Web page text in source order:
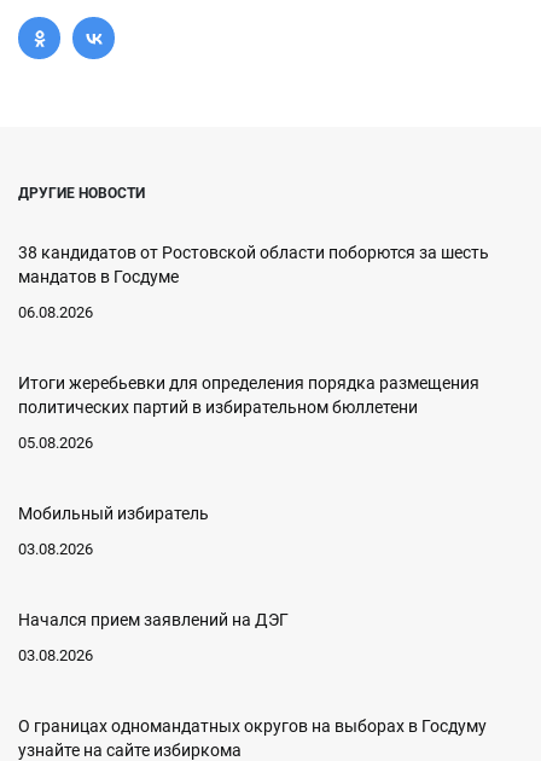
ДРУГИЕ НОВОСТИ
38 кандидатов от Ростовской области поборются за шесть
мандатов в Госдуме
06.08.2026
Итоги жеребьевки для определения порядка размещения
политических партий в избирательном бюллетени
05.08.2026
Мобильный избиратель
03.08.2026
Начался прием заявлений на ДЭГ
03.08.2026
О границах одномандатных округов на выборах в Госдуму
узнайте на сайте избиркома